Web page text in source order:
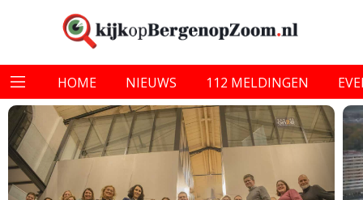
HOME NIEUWS 112 MELDINGEN